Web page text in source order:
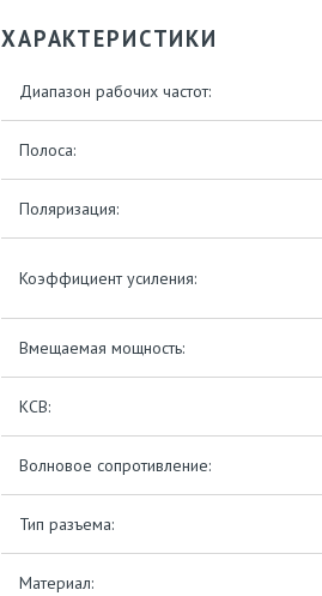
ХАРАКТЕРИСТИКИ
Диапазон рабочих частот:
Полоса:
Поляризация:
Коэффициент усиления:
Вмещаемая мощность:
КСВ:
Волновое сопротивление:
Тип разъема:
Материал: